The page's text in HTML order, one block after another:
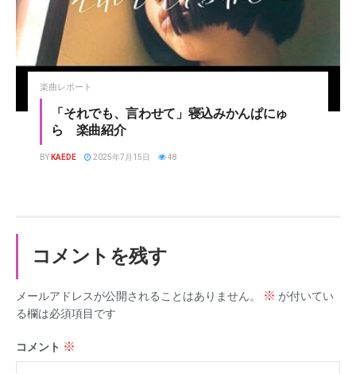
楽曲レポート
「それでも、言わせて」寝込みかんぱにゅ
ら 楽曲紹介
BY KAEDE 2025年7月15日 48
コメントを残す
メールアドレスが公開されることはありません。 ※ が付いてい
る欄は必須項目です
コメント ※